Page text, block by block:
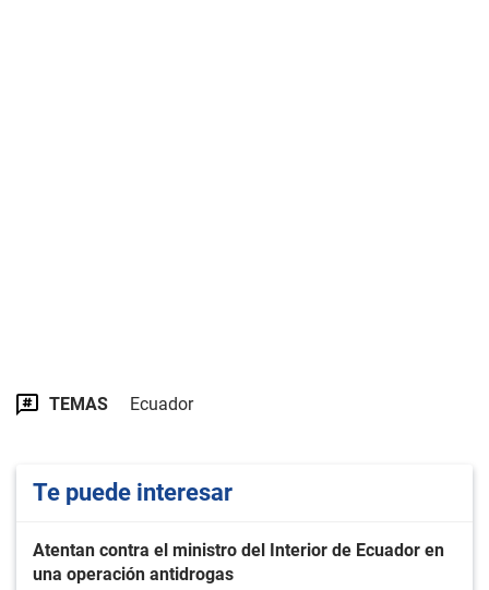
TEMAS Ecuador
Te puede interesar
Atentan contra el ministro del Interior de Ecuador en
una operación antidrogas